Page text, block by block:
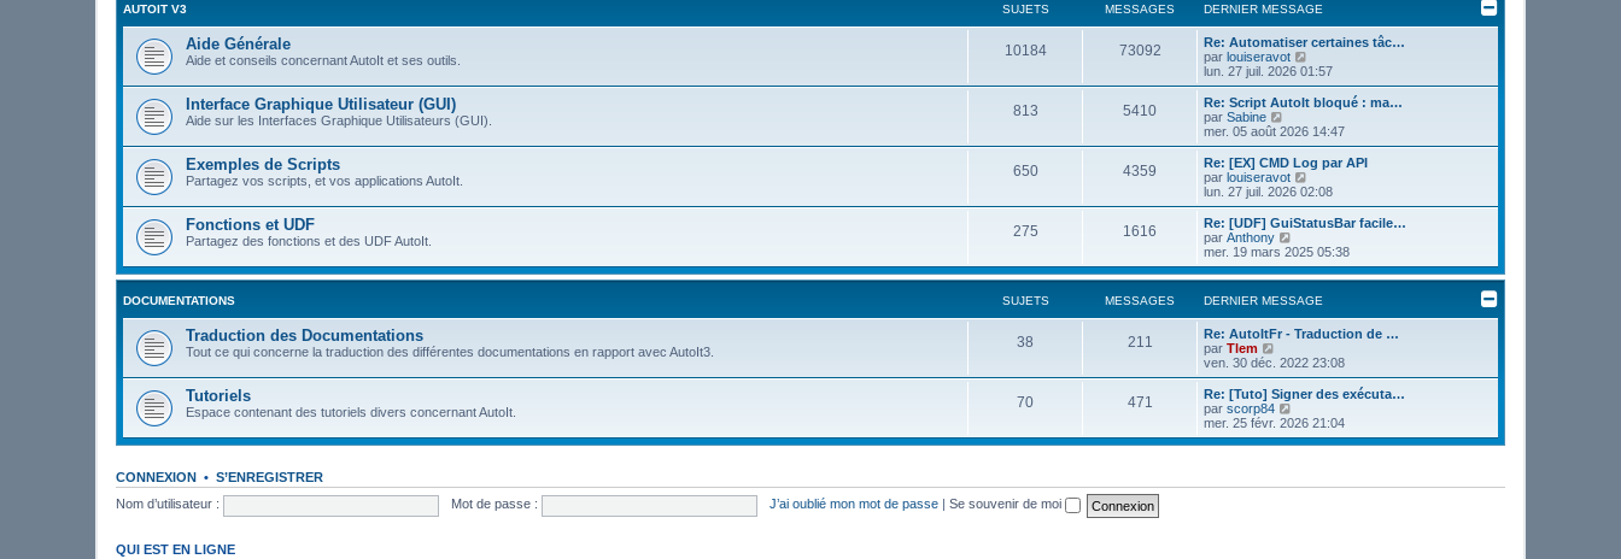
i
e
r
m
e
s
s
a
g
e
d
e
r
n
i
e
r
m
e
s
s
a
g
e
AUTOIT V3 SUJETS MESSAGES DERNIER MESSAGE
Aide Générale
Aide et conseils concernant AutoIt et ses outils.
10184 73092
Re: Automatiser certaines tâc…
par louiseravot
o
i
r
e
r
n
i
r
e
s
s
a
g
e
lun. 27 juil. 2026 01:57
Interface Graphique Utilisateur (GUI)
Aide sur les Interfaces Graphique Utilisateurs (GUI).
813 5410
Re: Script AutoIt bloqué : ma…
par Sabine
o
i
r
l
e
e
r
n
i
e
m
e
s
a
g
e
mer. 05 août 2026 14:47
Exemples de Scripts
Partagez vos scripts, et vos applications AutoIt.
650 4359
Re: [EX] CMD Log par API
par louiseravot
o
i
r
e
e
n
i
e
m
e
s
a
g
e
lun. 27 juil. 2026 02:08
Fonctions et UDF
Partagez des fonctions et des UDF AutoIt.
275 1616
Re: [UDF] GuiStatusBar facile…
par Anthony
o
i
r
l
e
d
e
n
i
e
m
e
mer. 19 mars 2025 05:38
DOCUMENTATIONS SUJETS MESSAGES DERNIER MESSAGE
Traduction des Documentations
Tout ce qui concerne la traduction des différentes documentations en rapport avec AutoIt3.
38 211
Re: AutoItFr - Traduction de …
par Tlem
o
i
r
e
e
i
ven. 30 déc. 2022 23:08
Tutoriels
Espace contenant des tutoriels divers concernant AutoIt.
70 471
Re: [Tuto] Signer des exécuta…
par scorp84
o
i
r
mer. 25 févr. 2026 21:04
CONNEXION • S’ENREGISTRER
Nom d’utilisateur :
Mot de passe : J’ai oublié mon mot de passe Se souvenir de moi
QUI EST EN LIGNE